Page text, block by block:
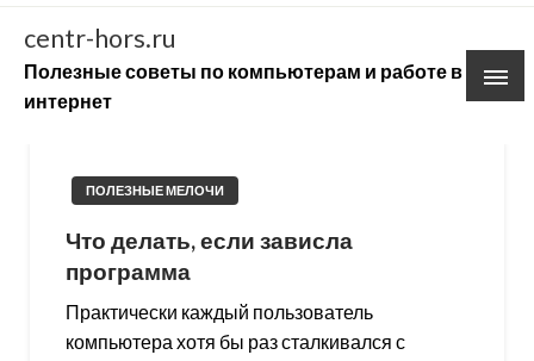
Skip
content
centr-hors.ru
Полезные советы по компьютерам и работе в
интернет
ПОЛЕЗНЫЕ МЕЛОЧИ
Что делать, если зависла
программа
Практически каждый пользователь
компьютера хотя бы раз сталкивался с